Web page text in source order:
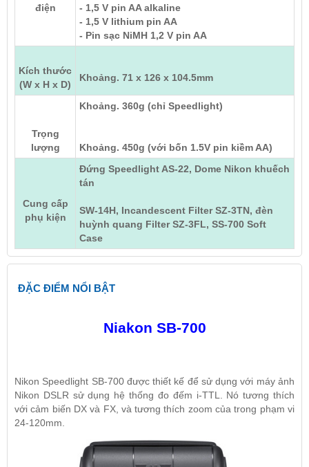
điện
- 1,5 V pin AA alkaline
- 1,5 V lithium pin AA
- Pin sạc NiMH 1,2 V pin AA
Kích thước
(W x H x D)
Khoảng. 71 x 126 x 104.5mm
Trọng
lượng
Khoảng. 360g (chỉ Speedlight)
Khoảng. 450g (với bốn 1.5V pin kiềm AA)
Cung cấp
phụ kiện
Đứng Speedlight AS-22, Dome Nikon khuếch
tán
SW-14H, Incandescent Filter SZ-3TN, đèn
huỳnh quang Filter SZ-3FL, SS-700 Soft
Case
ĐẶC ĐIỂM NỔI BẬT
Niakon SB-700
Nikon Speedlight SB-700 được thiết kế để sử dụng với máy ảnh
Nikon DSLR sử dụng hệ thống đo đếm i-TTL. Nó tương thích
với cảm biến DX và FX, và tương thích zoom của trong phạm vi
24-120mm.